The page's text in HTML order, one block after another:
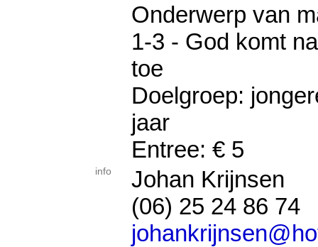
Onderwerp van
1-3 - God komt
toe
Doelgroep:
jaar
Entree: € 5
info
Johan Krijnsen
(06) 25 24 86 74